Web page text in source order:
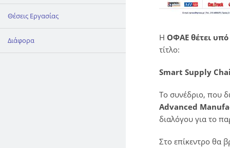
Θέσεις Εργασίας
Διάφορα Η ΟΦΑΕ θέτει υπό
τίτλο:
Smart Supply
Το συνέδριο, που
Advanced
διαλόγου για το
Στο επίκεντρο θα